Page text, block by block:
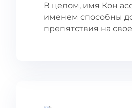
В целом, имя Кон
именем способны
препятствия на